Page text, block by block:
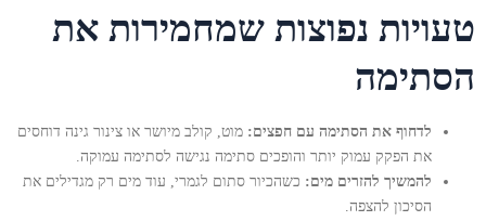
טעויות נפוצות שמחמירות את
הסתימה
לדחוף את הסתימה עם חפצים: מוט, קולב מיושר או צינור גינה דוחסים
את הפקק עמוק יותר והופכים סתימה נגישה לסתימה עמוקה.
להמשיך להזרים מים: כשהכיור סתום לגמרי, עוד מים רק מגדילים את
הסיכון להצפה.